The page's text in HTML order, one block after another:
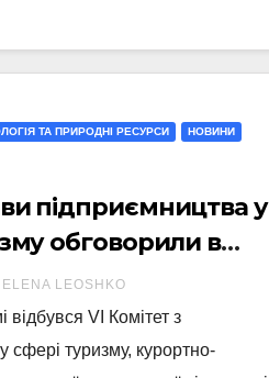
ТА ПРИРОДНІ РЕСУРСИ НОВИНИ
підприємництва у
обговорили в
ELENA LEOSHKO
VІ Комітет з
сфері туризму, курортно-